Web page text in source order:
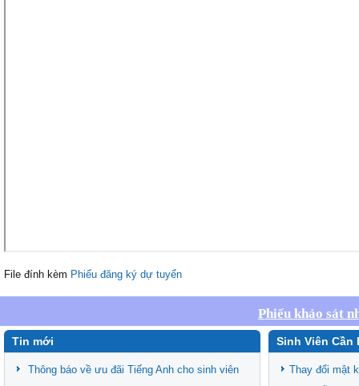
File đính kèm Phiếu đăng ký dự tuyển
Phiếu khảo sát
Tin mới
Thông báo về ưu đãi Tiếng Anh cho sinh viên
Sinh Viên Cần
Thay đổi mật